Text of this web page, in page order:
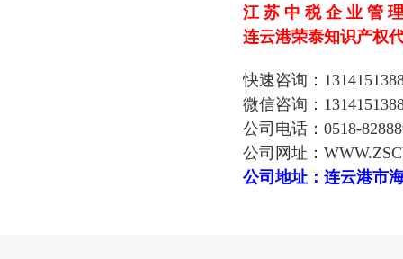
江 苏 中 税 企 业 管
连云港荣泰知识产权
快速咨询：
微信咨询：
公司电话：0518-
公司网址：
公司地址：连云港市